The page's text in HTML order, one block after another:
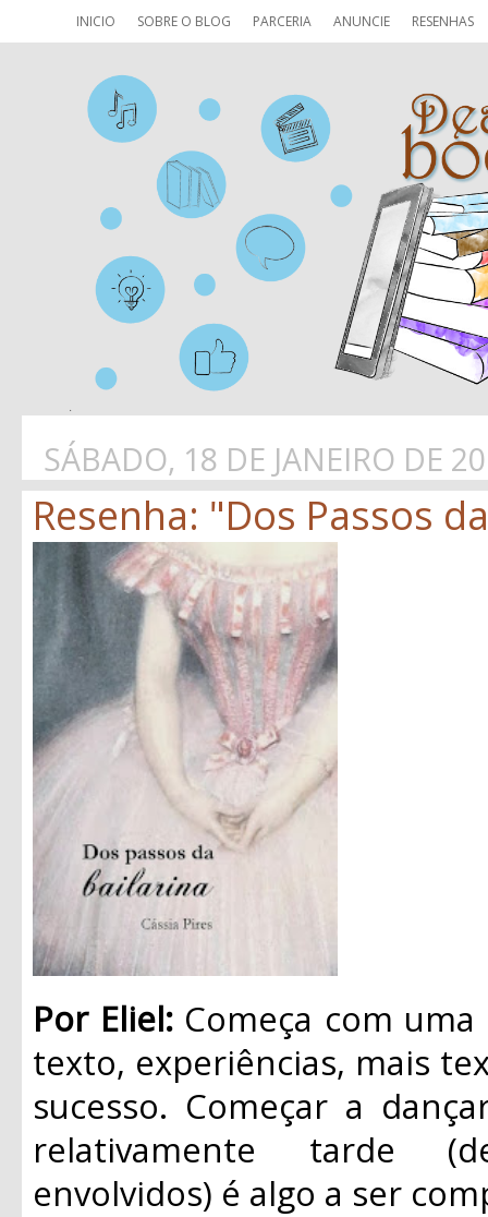
INICIO SOBRE O BLOG PARCERIA ANUNCIE RESENHAS
SÁBADO, 18 DE JANEIRO DE
Resenha: "Dos Passos
Por Eliel:Começa com
texto, experiências, mais
sucesso. Começar a
relativamente tarde
envolvidos) é algo a ser